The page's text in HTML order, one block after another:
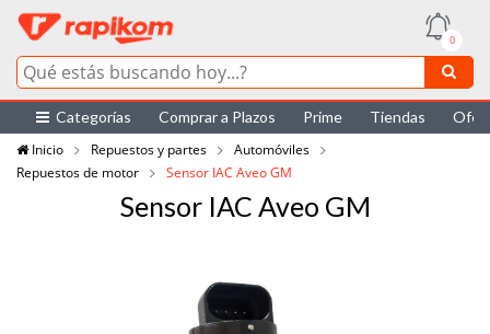
0
Categorías Comprar a Plazos Prime Tiendas
Inicio
Repuestos y partes
Automóviles
Repuestos de motor
Sensor IAC Aveo GM
Sensor IAC Aveo GM